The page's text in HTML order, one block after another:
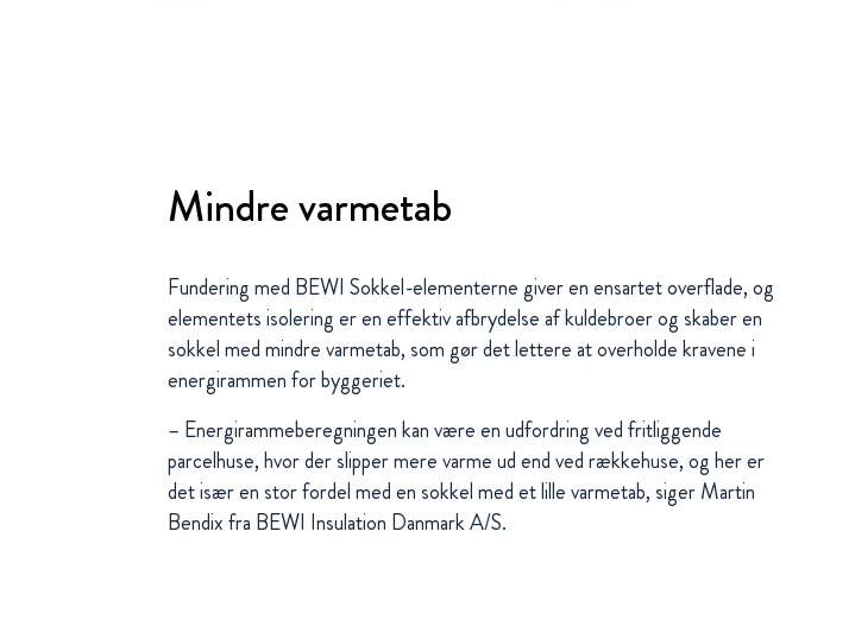
Mindre varmetab
Fundering med BEWI Sokkel-elementerne giver en ensartet overflade, og
elementets isolering er en effektiv afbrydelse af kuldebroer og skaber en
sokkel med mindre varmetab, som gør det lettere at overholde kravene i
energirammen for byggeriet.
– Energirammeberegningen kan være en udfordring ved fritliggende
parcelhuse, hvor der slipper mere varme ud end ved rækkehuse, og her er
det især en stor fordel med en sokkel med et lille varmetab, siger Martin
Bendix fra BEWI Insulation Danmark A/S.